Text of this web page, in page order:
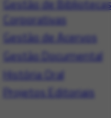
Gestão de Bibliotecas
Corporativas
Gestão de Acervos
Gestão Documental
História Oral
Projetos Editoriais